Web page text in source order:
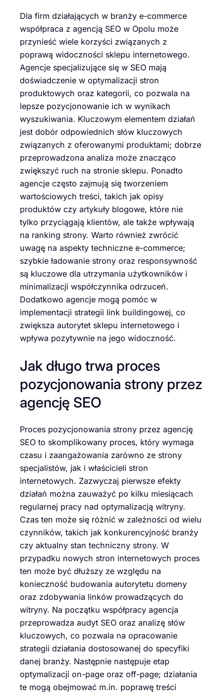
Dla firm działających w branży e-commerce
współpraca z agencją SEO w Opolu może
przynieść wiele korzyści związanych z
poprawą widoczności sklepu internetowego.
Agencje specjalizujące się w SEO mają
doświadczenie w optymalizacji stron
produktowych oraz kategorii, co pozwala na
lepsze pozycjonowanie ich w wynikach
wyszukiwania. Kluczowym elementem działań
jest dobór odpowiednich słów kluczowych
związanych z oferowanymi produktami; dobrze
przeprowadzona analiza może znacząco
zwiększyć ruch na stronie sklepu. Ponadto
agencje często zajmują się tworzeniem
wartościowych treści, takich jak opisy
produktów czy artykuły blogowe, które nie
tylko przyciągają klientów, ale także wpływają
na ranking strony. Warto również zwrócić
uwagę na aspekty techniczne e-commerce;
szybkie ładowanie strony oraz responsywność
są kluczowe dla utrzymania użytkowników i
minimalizacji współczynnika odrzuceń.
Dodatkowo agencje mogą pomóc w
implementacji strategii link buildingowej, co
zwiększa autorytet sklepu internetowego i
wpływa pozytywnie na jego widoczność.
Jak długo trwa proces
pozycjonowania strony przez
agencję SEO
Proces pozycjonowania strony przez agencję
SEO to skomplikowany proces, który wymaga
czasu i zaangażowania zarówno ze strony
specjalistów, jak i właścicieli stron
internetowych. Zazwyczaj pierwsze efekty
działań można zauważyć po kilku miesiącach
regularnej pracy nad optymalizacją witryny.
Czas ten może się różnić w zależności od wielu
czynników, takich jak konkurencyjność branży
czy aktualny stan techniczny strony. W
przypadku nowych stron internetowych proces
ten może być dłuższy ze względu na
konieczność budowania autorytetu domeny
oraz zdobywania linków prowadzących do
witryny. Na początku współpracy agencja
przeprowadza audyt SEO oraz analizę słów
kluczowych, co pozwala na opracowanie
strategii działania dostosowanej do specyfiki
danej branży. Następnie następuje etap
optymalizacji on-page oraz off-page; działania
te mogą obejmować m.in. poprawę treści